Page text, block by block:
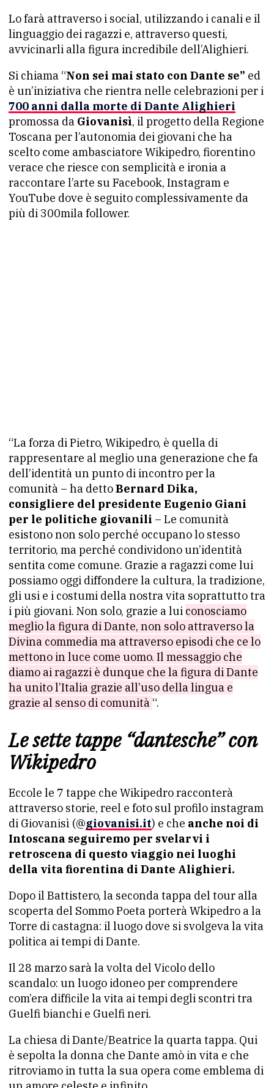
Lo farà attraverso i social, utilizzando i canali e il
linguaggio dei ragazzi e, attraverso questi,
avvicinarli alla figura incredibile dell’Alighieri.
Si chiama “Non sei mai stato con Dante se” ed
è un’iniziativa che rientra nelle celebrazioni per i
700 anni dalla morte di Dante Alighieri
promossa da Giovanisì, il progetto della Regione
Toscana per l’autonomia dei giovani che ha
scelto come ambasciatore Wikipedro, fiorentino
verace che riesce con semplicità e ironia a
raccontare l’arte su Facebook, Instagram e
YouTube dove è seguito complessivamente da
più di 300mila follower.
“La forza di Pietro, Wikipedro, è quella di
rappresentare al meglio una generazione che fa
dell’identità un punto di incontro per la
comunità – ha dettoBernard Dika,
consigliere del presidente Eugenio Giani
per le politiche giovanili – Le comunità
esistono non solo perché occupano lo stesso
territorio, ma perché condividono un’identità
sentita come comune. Grazie a ragazzi come lui
possiamo oggi diffondere la cultura, la tradizione,
gli usi e i costumi della nostra vita soprattutto tra
i più giovani. Non solo, grazie a lui conosciamo
meglio la figura di Dante, non solo attraverso la
Divina commedia ma attraverso episodi che ce lo
mettono in luce come uomo. Il messaggio che
diamo ai ragazzi è dunque che la figura di Dante
ha unito l’Italia grazie all’uso della lingua e
grazie al senso di comunità “.
Le sette tappe “dantesche” con
Wikipedro
Eccole le 7 tappe che Wikipedro racconterà
attraverso storie, reel e foto sul profilo instagram
di Giovanisì (@giovanisi.it) e che anche noi di
Intoscana seguiremo per svelarvi i
retroscena di questo viaggio nei luoghi
della vita fiorentina di Dante Alighieri.
Dopo il Battistero, la seconda tappa del tour alla
scoperta del Sommo Poeta porterà Wkipedro a la
Torre di castagna: il luogo dove si svolgeva la vita
politica ai tempi di Dante.
Il 28 marzo sarà la volta del Vicolo dello
scandalo: un luogo idoneo per comprendere
com’era difficile la vita ai tempi degli scontri tra
Guelfi bianchi e Guelfi neri.
La chiesa di Dante/Beatrice la quarta tappa. Qui
è sepolta la donna che Dante amò in vita e che
ritroviamo in tutta la sua opera come emblema di